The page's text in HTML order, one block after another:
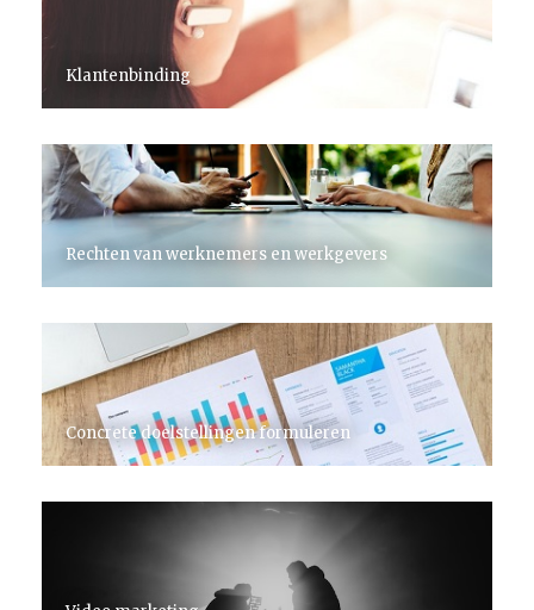
Klantenbinding
Rechten van werknemers en werkgevers
Concrete doelstellingen formuleren